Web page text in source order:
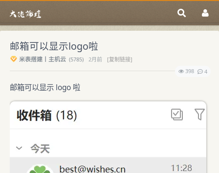
邮箱可以显示logo啦
米表搭建丨主机云 (5785) 2月前
[复制链接]
398
4
邮箱可以显示 logo 啦